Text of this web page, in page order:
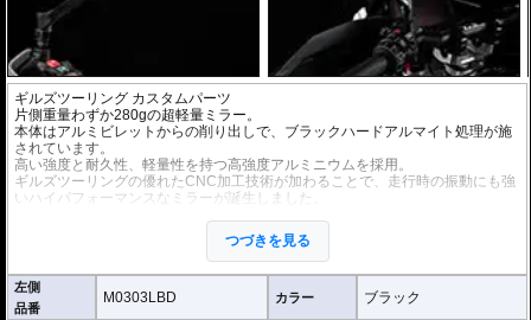
ギルズツーリング カスタムパーツ
片側重量わずか280gの超軽量ミラー。
本体はアルミビレットからの削り出しで、ブラックハードアルマイト処理が施
されています。
高い強度と耐久性、軽量性を持つ高強度アルミニウムを採用。
ギルズツーリングの優れたCNC加工技術が加わることで、走行時の振動にも強
いハイパフォーマンスなミラーが誕生しました。
付属アダプターは汎用性が高く、多くの車種にご利用いただけます。
※車検対応
※左右別売
つづきを見る
左側
品番
M0303LBD カラー ブラック